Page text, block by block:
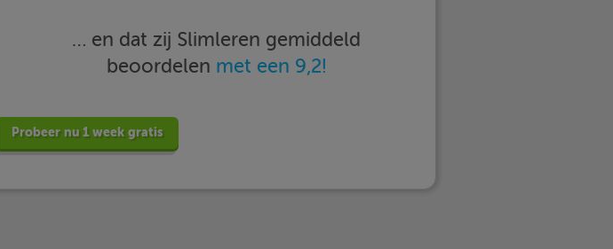
… en dat zij Slimleren gemiddeld
beoordelen met een 9,2!
Probeer nu 1 week gratis